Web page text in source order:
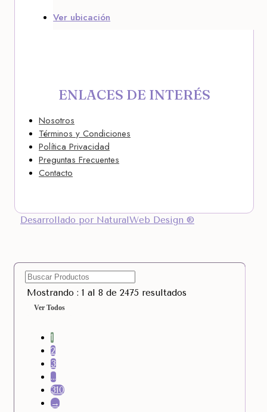
Ver ubicación
ENLACES DE INTERÉS
Nosotros
Términos y Condiciones
Política Privacidad
Preguntas Frecuentes
Contacto
Desarrollado por NaturalWeb Design ®
Mostrando : 1 al 8 de 2475 resultados
Ver Todos
1
2
3
…
310
→